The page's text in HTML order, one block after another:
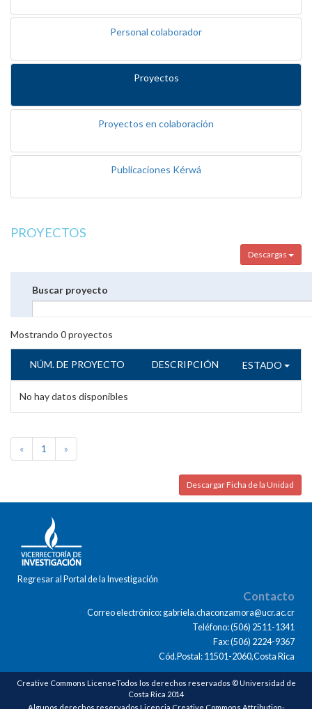
Personal colaborador
Proyectos
Proyectos en colaboración
Publicaciones Kérwá
PROYECTOS
Descargas
Buscar proyecto
Mostrando 0proyectos
NÚM. DE PROYECTO DESCRIPCIÓN ESTADO
No hay datos disponibles
« 1 »
Descargar Ficha de la Unidad
Regresar al Portal de la Investigación
Contacto
Correo electrónico: gabriela.chaconzamora@ucr.ac.cr
Teléfono: (506) 2511-1341
Fax: (506) 2224-9367
Cód.Postal: 11501-2060,Costa Rica
Creative Commons LicenseTodos los derechos reservados © Universidad de
Costa Rica 2014